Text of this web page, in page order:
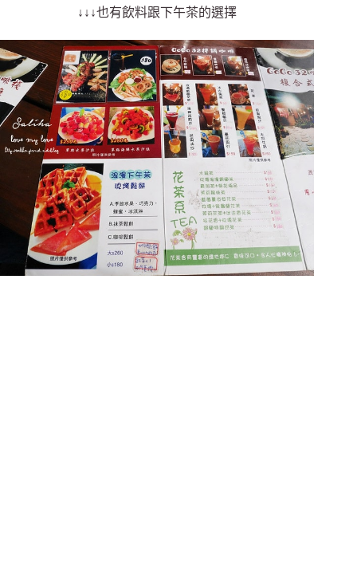
↓↓↓也有飲料跟下午茶的選擇